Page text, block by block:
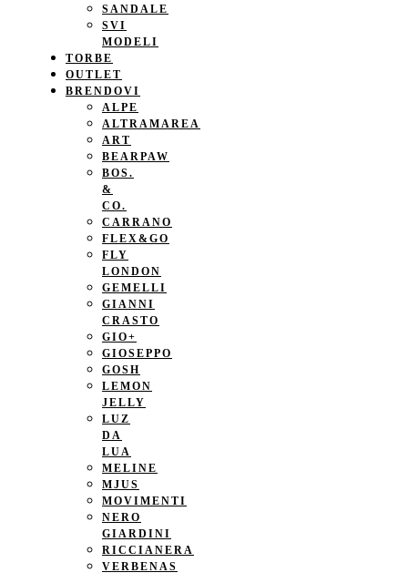
SANDALE
SVI
MODELI
TORBE
OUTLET
BRENDOVI
ALPE
ALTRAMAREA
ART
BEARPAW
BOS.
&
CO.
CARRANO
FLEX&GO
FLY
LONDON
GEMELLI
GIANNI
CRASTO
GIO+
GIOSEPPO
GOSH
LEMON
JELLY
LUZ
DA
LUA
MELINE
MJUS
MOVIMENTI
NERO
GIARDINI
RICCIANERA
VERBENAS